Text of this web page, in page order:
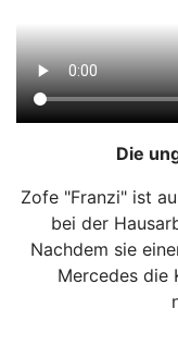
Die
Zofe "Franzi" ist
bei der
Nachdem sie
Mercedes die